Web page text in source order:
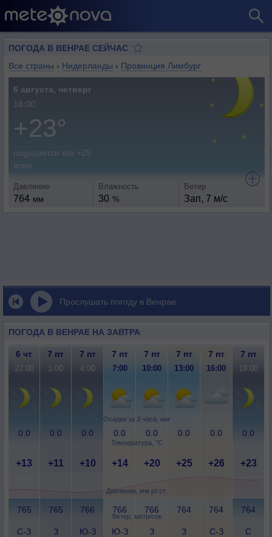
ПОГОДА В ВЕНРАЕ СЕЙЧАС
Все страны › Нидерланды › Провинция Лимбург
6 августа, четверг
18:00
+23°
ощущается как +25
ясно
Давление
764 мм
Влажность
30 %
Ветер
Зап, 7 м/с
Прослушать погоду в Венрае
ПОГОДА В ВЕНРАЕ НА ЗАВТРА
Осадки за 3 часа, мм
Температура, °C
Давление, мм рт.ст.
Ветер, метр/сек
6 чт 7 пт 7 пт 7 пт 7 пт 7 пт 7 пт 7 пт
22:00 1:00 4:00 7:00 10:00 13:00 16:00 19:00
0.0 0.0 0.0 0.0 0.0 0.0 0.0 0.0
+13 +11 +10 +14 +20 +25 +26 +23
765 765 766 766 766 764 764 764
С-З
З
Ю-З
Ю-З
З
З
С-З
С